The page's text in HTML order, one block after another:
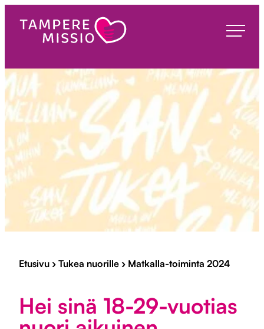
suoraan
sisältöön
TampereMissio
Etusivu › Tukea nuorille › Matkalla-toiminta 2024
Hei sinä 18-29-vuotias